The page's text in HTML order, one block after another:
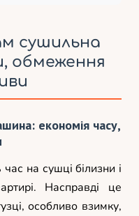
сушильна
обмеження
економія часу,
на сушці білизни і
Насправді це
особливо взимку,